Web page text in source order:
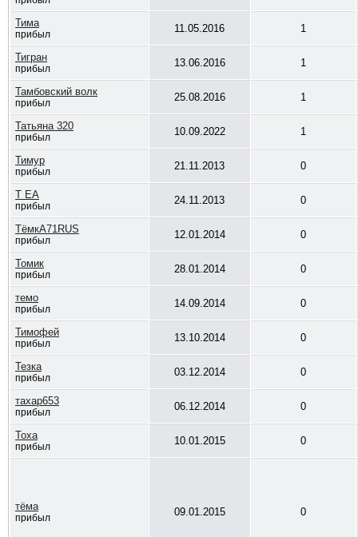
Тима
прибыл 11.05.2016 1
Тигран
прибыл 13.06.2016 1
Тамбовский волк
прибыл 25.08.2016 1
Татьяна 320
прибыл 10.09.2022 1
Тимур
прибыл 21.11.2013 0
Т ЕА
прибыл 24.11.2013 0
ТёмкА71RUS
прибыл 12.01.2014 0
Томик
прибыл 28.01.2014 0
темо
прибыл 14.09.2014 0
Тимофей
прибыл 13.10.2014 0
Тезка
прибыл 03.12.2014 0
тахар653
прибыл 06.12.2014 0
Тоха
прибыл 10.01.2015 0
тёма
прибыл 09.01.2015 0